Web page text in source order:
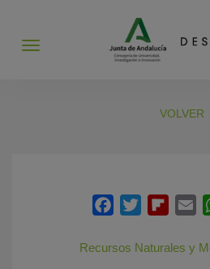
Abrir
VOLVER
Recursos Naturales y